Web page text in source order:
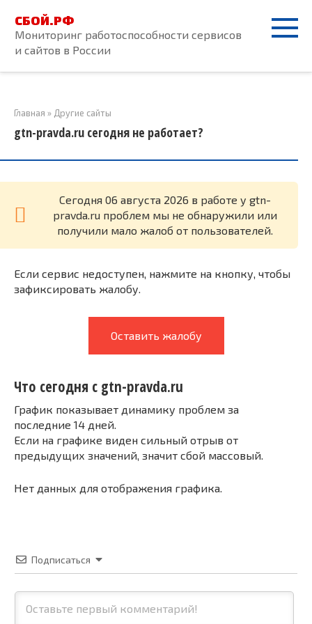
контенту
СБОЙ.РФ
Мониторинг работоспособности сервисов
и сайтов в России
Главная » Другие сайты
gtn-pravda.ru сегодня не работает?
Cегодня 06 августа 2026 в работе у gtn-
pravda.ru проблем мы не обнаружили или
получили мало жалоб от пользователей.
Если сервис недоступен, нажмите на кнопку, чтобы
зафиксировать жалобу.
Оставить жалобу
Что сегодня с gtn-pravda.ru
График показывает динамику проблем за
последние 14 дней.
Если на графике виден сильный отрыв от
предыдущих значений, значит сбой массовый.
Нет данных для отображения графика.
Подписаться